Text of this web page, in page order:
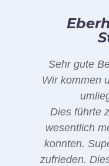
Sehr gute
Wir kommen
Dies führte
wesentlich
konnten.
zufrieden.